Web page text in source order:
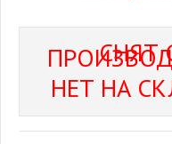
СНЯТ
НЕТ НА